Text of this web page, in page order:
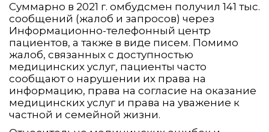
Суммарно в 2021 г. омбудсмен получил 141 тыс.
сообщений (жалоб и запросов) через
Информационно-телефонный центр
пациентов, а также в виде писем. Помимо
жалоб, связанных с доступностью
медицинских услуг, пациенты часто
сообщают о нарушении их права на
информацию, права на согласие на оказание
медицинских услуг и права на уважение к
частной и семейной жизни.